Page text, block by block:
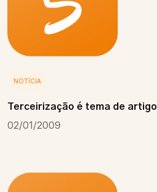
NOTÍCIA
Terceirização é tema de artigo
02/01/2009